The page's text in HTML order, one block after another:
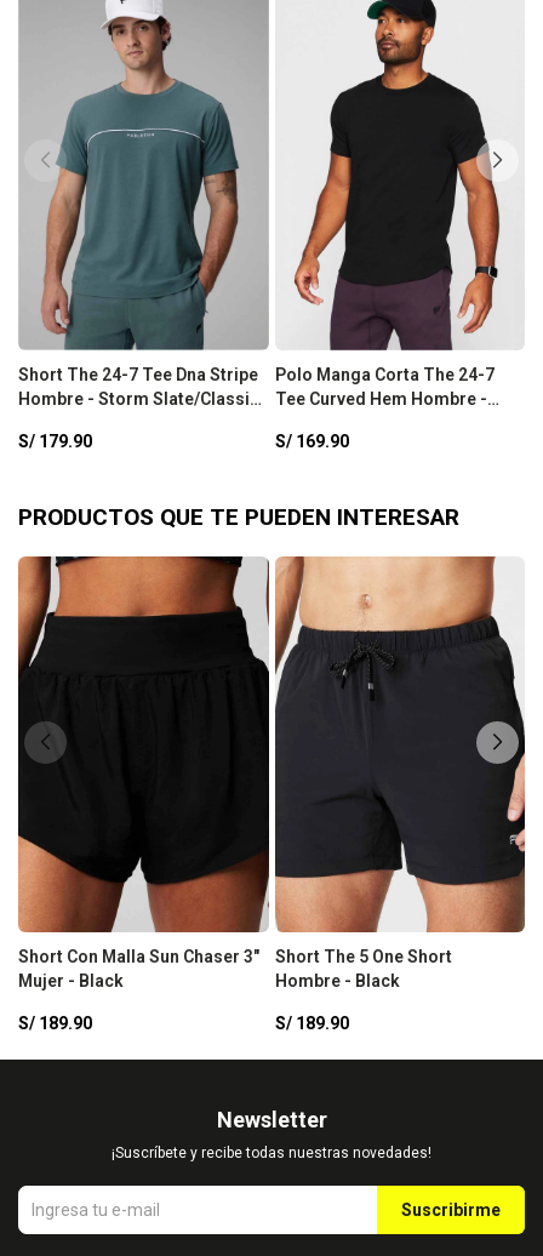
Short The 24-7 Tee Dna Stripe
Hombre - Storm Slate/Classic
S/ 179.90
Polo Manga Corta The 24-7
Tee Curved Hem Hombre -
S/ 169.90
PRODUCTOS QUE TE PUEDEN INTERESAR
Short Con Malla Sun Chaser 3"
Mujer - Black
S/ 189.90
Short The 5 One Short
Hombre - Black
S/ 189.90
Newsletter
¡Suscríbete y recibe todas nuestras novedades!
Suscribirme